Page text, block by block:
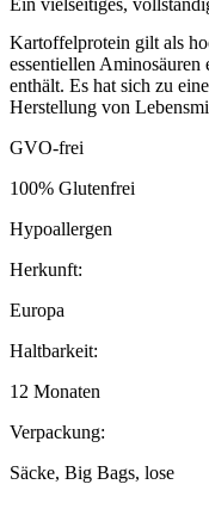
Ein vielseitiges,
Kartoffelprotein gilt als
essentiellen
enthält. Es hat sich zu
Herstellung von
GVO-frei
100% Glutenfrei
Hypoallergen
Herkunft:
Europa
Haltbarkeit:
12 Monaten
Verpackung:
Säcke, Big Bags, lose